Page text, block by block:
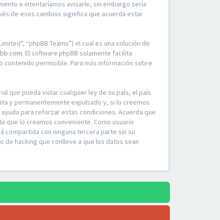
e intentaríamos avisarle, sin embargo sería
de esos cambios significa que acuerda estar
“phpBB Teams”) el cual es una solución de
. El software phpBB solamente facilita
permisible. Para más información sobre
que pueda violar cualquier ley de su país, el país
y permanentemente expulsado y, si lo creemos
para reforzar estas condiciones. Acuerda que
que lo creamos conveniente. Como usuario
compartida con ninguna tercera parte sin su
de hacking que conlleve a que los datos sean